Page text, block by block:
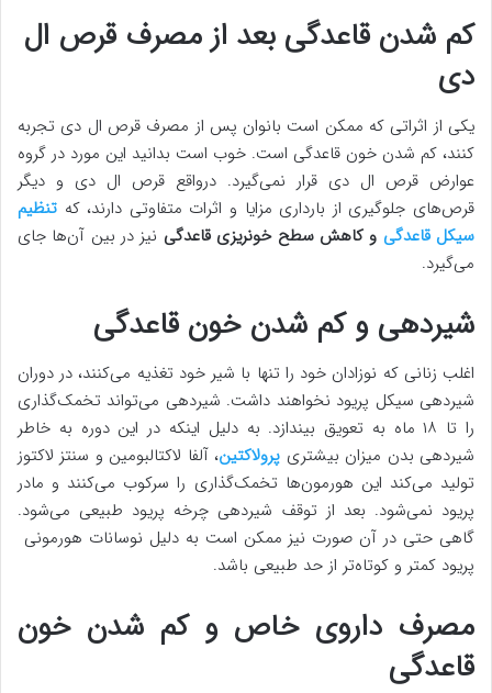
کم شدن قاعدگی بعد از مصرف قرص ال
دی
یکی از اثراتی که ممکن است بانوان پس از مصرف قرص ال دی تجربه
کنند، کم شدن خون قاعدگی است. خوب است بدانید این مورد در گروه
عوارض قرص ال دی قرار نمی‌گیرد. درواقع قرص ال دی و دیگر
قرص‌های جلوگیری از بارداری مزایا و اثرات متفاوتی دارند، که تنظیم
سیکل قاعدگی و کاهش سطح خونریزی قاعدگی نیز در بین آن‌ها جای
می‌گیرد.
شیردهی و کم شدن خون قاعدگی
اغلب زنانی که نوزادان خود را تنها با شیر خود تغذیه می‌کنند، در دوران
شیردهی سیکل پریود نخواهند داشت. شیردهی می‌تواند تخمک‌گذاری
را تا ۱۸ ماه به تعویق بیندازد. به دلیل اینکه در این دوره به خاطر
شیردهی بدن میزان بیشتری پرولاکتین، آلفا لاکتالبومین و سنتز لاکتوز
تولید می‌کند این هورمون‌ها تخمک‌گذاری را سرکوب می‌کنند و مادر
پریود نمی‌شود. بعد از توقف شیردهی چرخه پریود طبیعی می‌شود.
گاهی حتی در آن صورت نیز ممکن است به دلیل نوسانات هورمونی
پریود کمتر و کوتاه‌تر از حد طبیعی باشد.
مصرف داروی خاص و کم شدن خون
قاعدگی